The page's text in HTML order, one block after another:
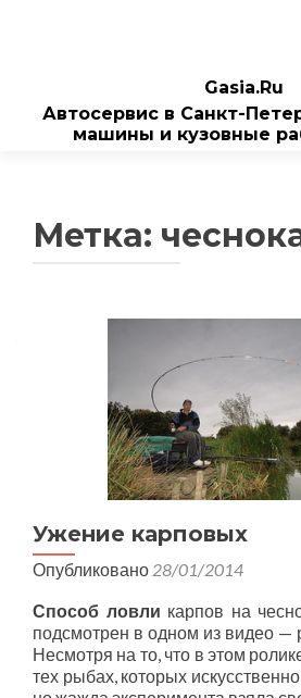
Gasia.Ru
Автосервис в Санкт-
машины и кузовные
Метка:
Ужение карповых
Опубликовано 28/01/2014
Способ ловли карпов на
подсмотрен в одном из видео —
Несмотря на то, что в этом
тех рыбах, которых